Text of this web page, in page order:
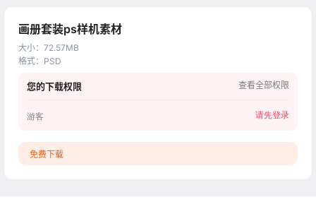
画册套装ps样机素材
大小： 72.57MB
格式： PSD
您的下载权限 查看全部权限
游客 请先登录
免费下载